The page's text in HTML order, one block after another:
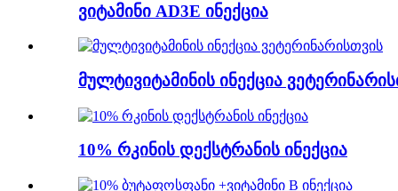
ვიტამინი AD3E ინექცია
მულტივიტამინის ინექცია
10% რკინის დექსტრანის ინექცია